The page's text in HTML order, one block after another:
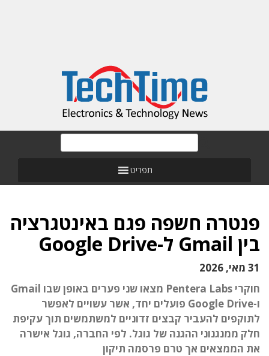
תפריט
פנטרה חשפה פגם באינטגרציה
בין Gmail ל-Google Drive
31 מאי, 2026
חוקרי Pentera Labs מצאו שני פערים באופן שבו Gmail
ו-Google Drive פועלים יחד, אשר עשויים לאפשר
לתוקפים להעביר קבצים זדוניים למשתמשים תוך עקיפת
חלק ממנגנוני ההגנה של גוגל. לפי החברה, גוגל אישרה
את הממצאים אך טרם פרסמה תיקון